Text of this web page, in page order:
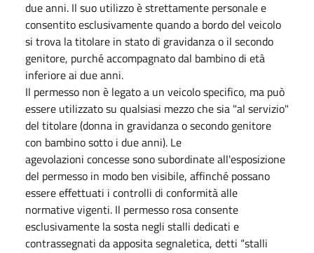
due anni. Il suo utilizzo è strettamente personale e
consentito esclusivamente quando a bordo del veicolo
si trova la titolare in stato di gravidanza o il secondo
genitore, purché accompagnato dal bambino di età
inferiore ai due anni.
Il permesso non è legato a un veicolo specifico, ma può
essere utilizzato su qualsiasi mezzo che sia "al servizio"
del titolare (donna in gravidanza o secondo genitore
con bambino sotto i due anni). Le
agevolazioni concesse sono subordinate all'esposizione
del permesso in modo ben visibile, affinché possano
essere effettuati i controlli di conformità alle
normative vigenti. Il permesso rosa consente
esclusivamente la sosta negli stalli dedicati e
contrassegnati da apposita segnaletica, detti “stalli